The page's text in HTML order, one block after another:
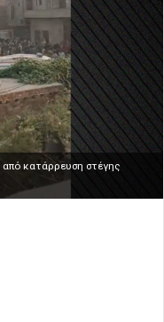
από κατάρρευση στέγης